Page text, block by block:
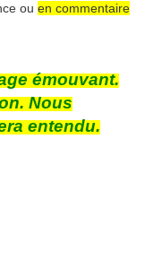
ou en commentaire
émouvant.
Nous
entendu.